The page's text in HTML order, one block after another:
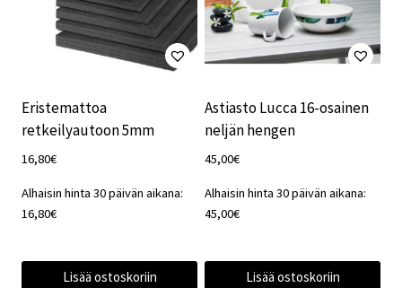
Eristemattoa
retkeilyautoon 5mm
16,80€
Alhaisin hinta 30 päivän aikana:
16,80€
Lisää ostoskoriin
Astiasto Lucca 16-osainen
neljän hengen
45,00€
Alhaisin hinta 30 päivän aikana:
45,00€
Lisää ostoskoriin